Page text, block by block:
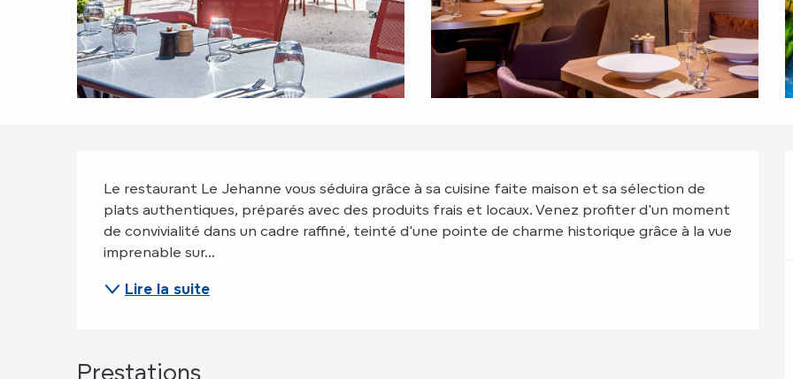
Description
Le restaurant Le Jehanne vous séduira grâce à sa cuisine faite maison et sa sélection de
plats authentiques, préparés avec des produits frais et locaux. Venez profiter d'un moment
de convivialité dans un cadre raffiné, teinté d'une pointe de charme historique grâce à la vue
imprenable sur...
Lire la suite
Prestations